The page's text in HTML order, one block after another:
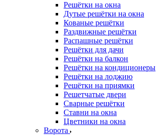
Решётки на окна
Дутые решётки на окна
Кованые решётки
Раздвижные решётки
Распашные решётки
Решётки для дачи
Решётки на балкон
Решётки на кондиционеры
Решётки на лоджию
Решётки на приямки
Решетчатые двери
Сварные решётки
Ставни на окна
Цветники на окна
Ворота